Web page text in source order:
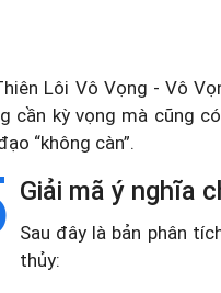
Lôi Vô Vọng - Vô
cần kỳ vọng mà cũng
“không càn”.
Giải mã ý nghĩa
Sau đây là bản phân
thủy: